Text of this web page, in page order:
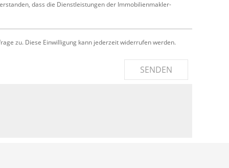
dass die Dienstleistungen der Immobilienmakler-
zu. Diese Einwilligung kann jederzeit widerrufen werden.
SENDEN